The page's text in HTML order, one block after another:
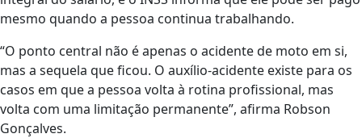
mesmo quando a pessoa continua trabalhando.
“O ponto central não é apenas o acidente de moto em si,
mas a sequela que ficou. O auxílio-acidente existe para os
casos em que a pessoa volta à rotina profissional, mas
volta com uma limitação permanente”, afirma Robson
Gonçalves.